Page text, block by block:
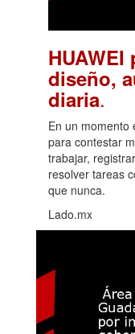
HUAWEI
diseño,
diaria.
En un momento
para contestar
trabajar,
resolver tareas
que nunca.
Lado.mx